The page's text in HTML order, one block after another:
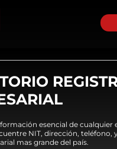
esencial de cualquier
NIT, dirección, teléfono,
mas grande del país.